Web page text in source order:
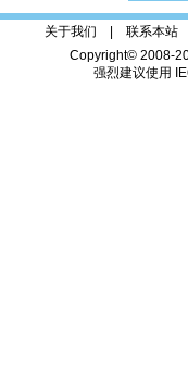
关于我们 | 联系本站
Copyright© 2008-
强烈建议使用